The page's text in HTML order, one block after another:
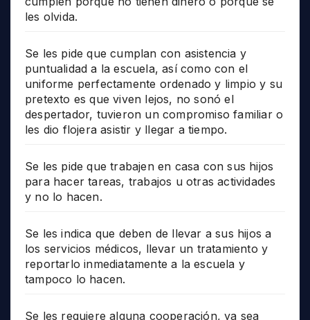
les olvida.
Se les pide que cumplan con asistencia y
puntualidad a la escuela, así como con el
uniforme perfectamente ordenado y limpio y su
pretexto es que viven lejos, no sonó el
despertador, tuvieron un compromiso familiar o
les dio flojera asistir y llegar a tiempo.
Se les pide que trabajen en casa con sus hijos
para hacer tareas, trabajos u otras actividades
y no lo hacen.
Se les indica que deben de llevar a sus hijos a
los servicios médicos, llevar un tratamiento y
reportarlo inmediatamente a la escuela y
tampoco lo hacen.
Se les requiere alguna cooperación, ya sea